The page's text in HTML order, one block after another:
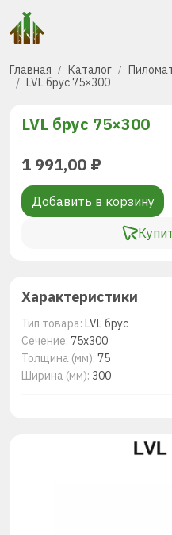
Главная Каталог
LVL брус 75×300
LVL брус 75×300
1 991,00 ₽
Добавить в корзину
Характеристики
Тип товара: LVL брус
Сечение: 75х300
Толщина (мм): 75
Ширина (мм): 300